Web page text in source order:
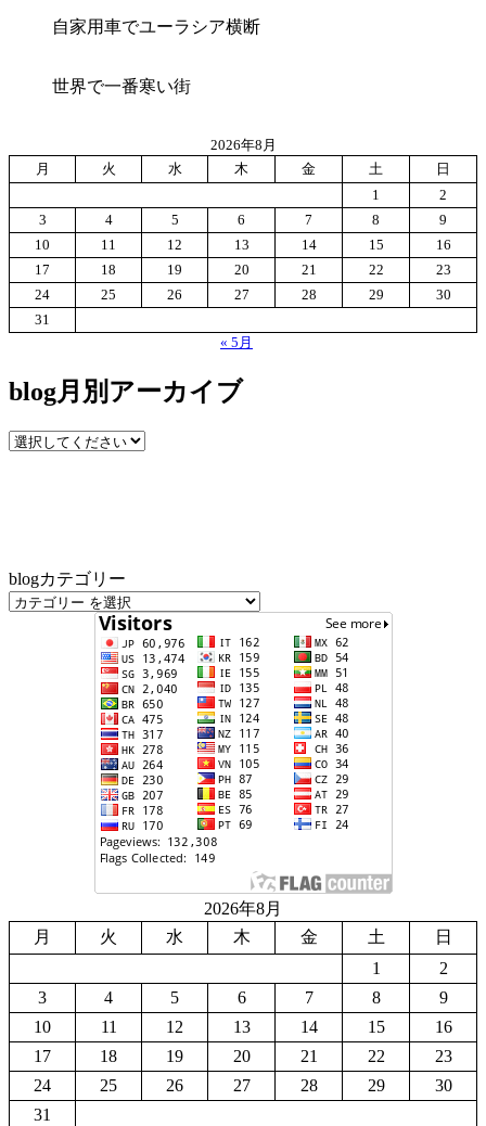
自家用車でユーラシア横断
世界で一番寒い街
2026年8月
月
火 水 木 金 土
日
1
2
3
4 5 6 7 8
9
10
11 12 13 14 15
16
17
18 19 20 21 22
23
24
25 26 27 28 29
30
31
« 5月
blog月別アーカイブ
blogカテゴリー
2026年8月
月
火 水 木 金 土
日
1
2
3
4 5 6 7 8
9
10
11 12 13 14 15
16
17
18 19 20 21 22
23
24
25 26 27 28 29
30
31